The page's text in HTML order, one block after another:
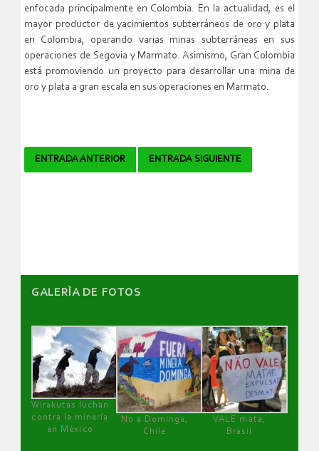
enfocada principalmente en Colombia. En la actualidad, es el
mayor productor de yacimientos subterráneos de oro y plata
en Colombia, operando varias minas subterráneas en sus
operaciones de Segovia y Marmato. Asimismo, Gran Colombia
está promoviendo un proyecto para desarrollar una mina de
oro y plata a gran escala en sus operaciones en Marmato.
Navegador
ENTRADA ANTERIOR ENTRADA SIGUIENTE
GALERÌA DE FOTOS
Wirakutas luchan
contra la minería
en México
No a Dominga,
Chile
VALE mata,
Brasil